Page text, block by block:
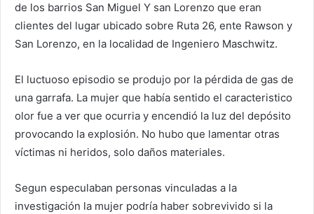
de los barrios San Miguel Y san Lorenzo que eran
clientes del lugar ubicado sobre Ruta 26, ente Rawson y
San Lorenzo, en la localidad de Ingeniero Maschwitz.
El luctuoso episodio se produjo por la pérdida de gas de
una garrafa. La mujer que había sentido el caracteristico
olor fue a ver que ocurria y encendió la luz del depósito
provocando la explosión. No hubo que lamentar otras
víctimas ni heridos, solo daños materiales.
Segun especulaban personas vinculadas a la
investigación la mujer podría haber sobrevivido si la